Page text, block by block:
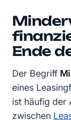
Ende
Der Begriff
eines
ist häufig der
zwischen